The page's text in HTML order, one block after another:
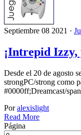
Septiembre 08 2021 ·
¡Intrepid Izzy,
Desde el 20 de agosto
strongPC/strong como
#0000ff;Dreamcast/
Poralexislight
Read More
Página